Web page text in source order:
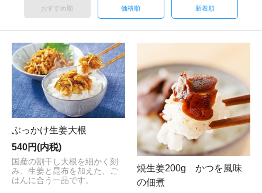
おすすめ順 価格順 新着順
ぶっかけ生姜大根
540円(内税)
国産の割干し大根を細かく刻
み、生姜と昆布を加えた、ご
はんに合う一品です。
焼生姜200g かつを風味
の佃煮